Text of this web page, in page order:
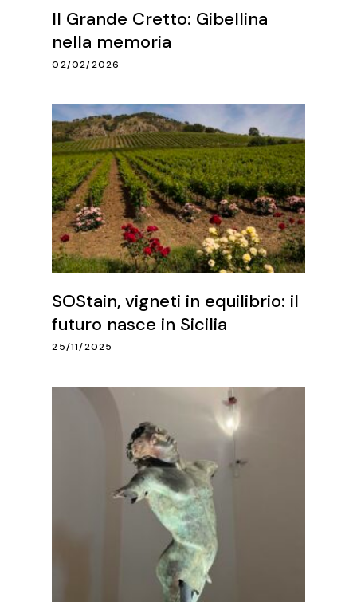
Il Grande Cretto: Gibellina
nella memoria
02/02/2026
SOStain, vigneti in equilibrio: il
futuro nasce in Sicilia
25/11/2025